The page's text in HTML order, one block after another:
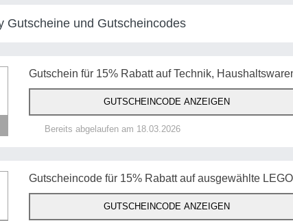
Gutscheine und Gutscheincodes
Gutschein für 15% Rabatt auf Technik,
GUTSCHEINCODE ANZEIGEN
Bereits abgelaufen am 18.03.2026
Gutscheincode für 15% Rabatt auf ausgewählte
GUTSCHEINCODE ANZEIGEN